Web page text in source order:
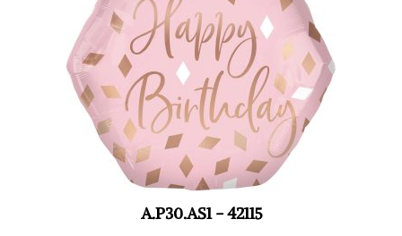
A.P30.AS1 - 42115